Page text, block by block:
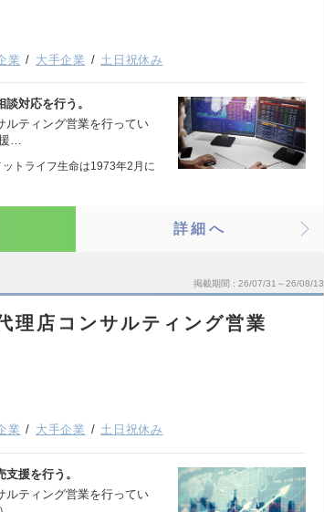
業 大手企業 土日祝休み
対応を行う。
ルティング営業を行ってい
…
トライフ生命は1973年2月に
詳細へ
掲載期間 26/07/31～26/08/13
理店コンサルティング営業
業 大手企業 土日祝休み
援を行う。
ルティング営業を行ってい